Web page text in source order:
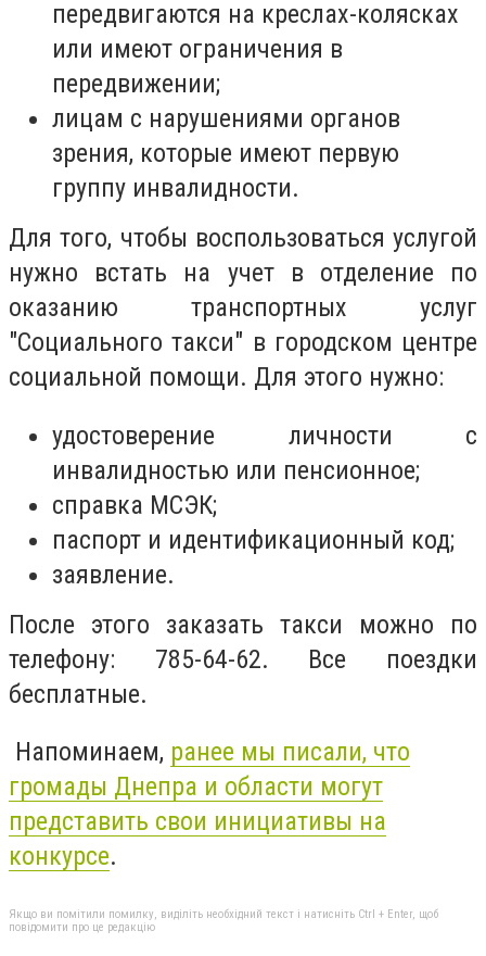
передвигаются на креслах-колясках
или имеют ограничения в
передвижении;
лицам с нарушениями органов
зрения, которые имеют первую
группу инвалидности.
Для того, чтобы воспользоваться услугой
нужно встать на учет в отделение по
оказанию транспортных услуг
"Социального такси" в городском центре
социальной помощи. Для этого нужно:
удостоверение личности с
инвалидностью или пенсионное;
справка МСЭК;
паспорт и идентификационный код;
заявление.
После этого заказать такси можно по
телефону: 785-64-62. Все поездки
бесплатные.
Напоминаем, ранее мы писали, что
громады Днепра и области могут
представить свои инициативы на
конкурсе.
Якщо ви помітили помилку, виділіть необхідний текст і натисніть Ctrl + Enter, щоб
повідомити про це редакцію